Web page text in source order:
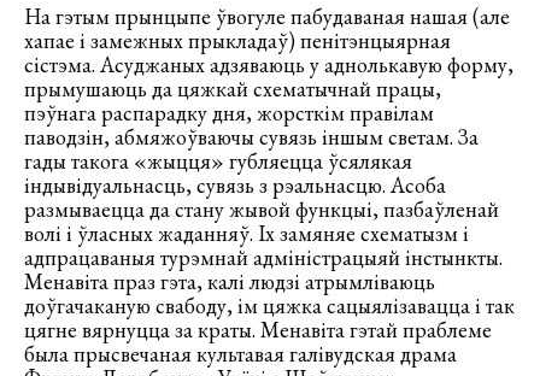
На гэтым прынцыпе ўвогуле пабудаваная нашая (але
хапае і замежных прыкладаў) пенітэнцыярная
сістэма. Асуджаных адзяваюць у аднолькавую форму,
прымушаюць да цяжкай схематычнай працы,
пэўнага распарадку дня, жорсткім правілам
паводзін, абмяжоўваючы сувязь іншым светам. За
гады такога «жыцця» губляецца ўсялякая
індывідуальнасць, сувязь з рэальнасцю. Асоба
размываецца да стану жывой функцыі, пазбаўленай
волі і ўласных жаданняў. Іх замяняе схематызм і
адпрацаваныя турэмнай адміністрацыяй інстынкты.
Менавіта праз гэта, калі людзі атрымліваюць
доўгачаканую свабоду, ім цяжка сацыялізавацца і так
цягне вярнуцца за краты. Менавіта гэтай праблеме
была прысвечаная культавая галівудская драма